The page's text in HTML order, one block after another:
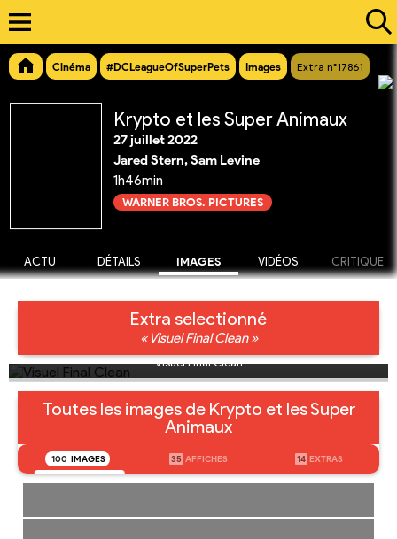
Cinéma #DCLeagueOfSuperPets Images Extra n°17861
Krypto et les Super Animaux
27 juillet 2022
Jared Stern, Sam Levine
1h46min
WARNER BROS. PICTURES
ACTU DÉTAILS IMAGES VIDÉOS CRITIQUE
Extra selectionné
« Visuel Final Clean »
Visuel Final Clean
Toutes les images de Krypto et les Super
Animaux
100 IMAGES 35 AFFICHES 14 EXTRAS